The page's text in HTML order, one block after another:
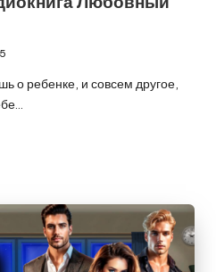
о ребенке, и совсем другое,